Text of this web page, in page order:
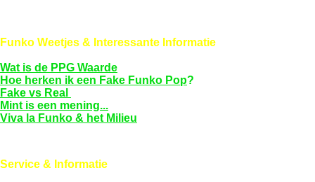
Funko Weetjes & Interessante Informatie
Wat is de PPG Waarde
Hoe herken ik een Fake Funko Pop?
Fake vs Real
Mint is een mening...
Viva la Funko & het Milieu
Service & Informatie